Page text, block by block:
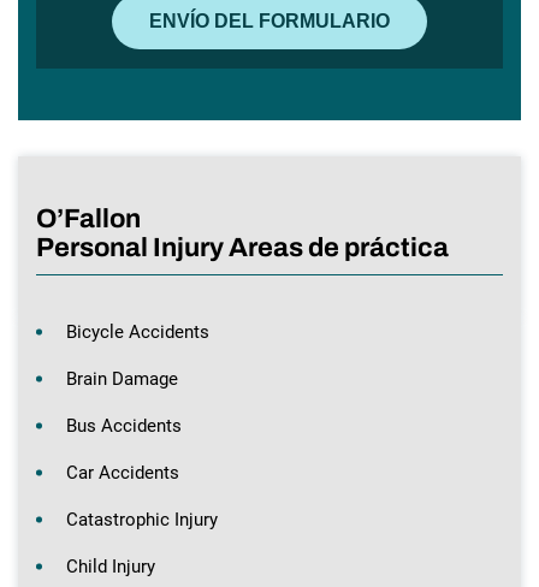
O’Fallon
Personal Injury Areas de práctica
Bicycle Accidents
Brain Damage
Bus Accidents
Car Accidents
Catastrophic Injury
Child Injury